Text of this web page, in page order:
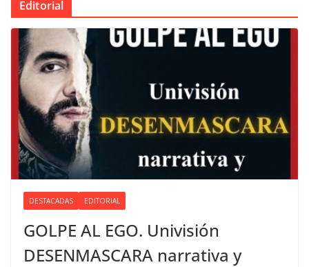
Editorial
DESTACADAS EDITORIAL
GOLPE AL EGO. Univisión
DESENMASCARA narrativa y